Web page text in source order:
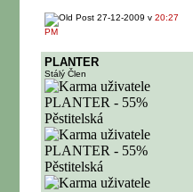
27-12-2009 v 20:27
PM
PLANTER
Stálý Člen